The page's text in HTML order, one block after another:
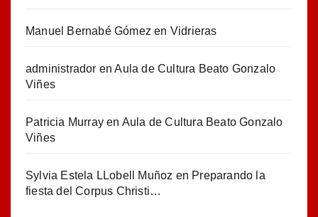
Manuel Bernabé Gómez en Vidrieras
administrador enAula de Cultura Beato Gonzalo
Viñes
Patricia Murray en Aula de Cultura Beato Gonzalo
Viñes
Sylvia Estela LLobell Muñoz en Preparando la
fiesta del Corpus Christi…